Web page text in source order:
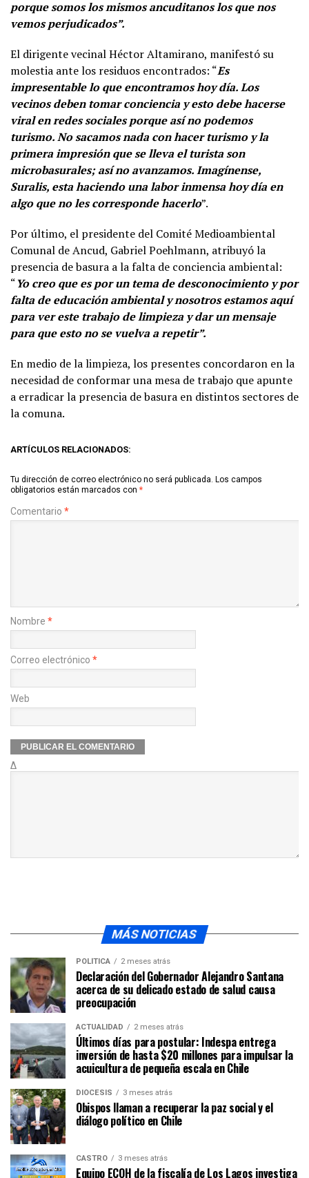
porque somos los mismos ancuditanos los que nos
vemos perjudicados”.
El dirigente vecinal Héctor Altamirano, manifestó su
molestia ante los residuos encontrados: “Es
impresentable lo que encontramos hoy día. Los
vecinos deben tomar conciencia y esto debe hacerse
viral en redes sociales porque así no podemos
turismo. No sacamos nada con hacer turismo y la
primera impresión que se lleva el turista son
microbasurales; así no avanzamos. Imagínense,
Suralis, esta haciendo una labor inmensa hoy día en
algo que no les corresponde hacerlo”.
Por último, el presidente del Comité Medioambiental
Comunal de Ancud, Gabriel Poehlmann, atribuyó la
presencia de basura a la falta de conciencia ambiental:
“Yo creo que es por un tema de desconocimiento y por
falta de educación ambiental y nosotros estamos aquí
para ver este trabajo de limpieza y dar un mensaje
para que esto no se vuelva a repetir”.
En medio de la limpieza, los presentes concordaron en la
necesidad de conformar una mesa de trabajo que apunte
a erradicar la presencia de basura en distintos sectores de
la comuna.
ARTÍCULOS RELACIONADOS:
Tu dirección de correo electrónico no será publicada. Los campos
obligatorios están marcados con *
Comentario *
Nombre *
Correo electrónico *
Web
Δ
MÁS NOTICIAS
POLÍTICA 2 meses atrás
Declaración del Gobernador Alejandro Santana
acerca de su delicado estado de salud causa
preocupación
ACTUALIDAD 2 meses atrás
Últimos días para postular: Indespa entrega
inversión de hasta $20 millones para impulsar la
acuicultura de pequeña escala en Chile
DIÓCESIS 3 meses atrás
Obispos llaman a recuperar la paz social y el
diálogo político en Chile
CASTRO 3 meses atrás
Equipo ECOH de la fiscalía de Los Lagos investiga